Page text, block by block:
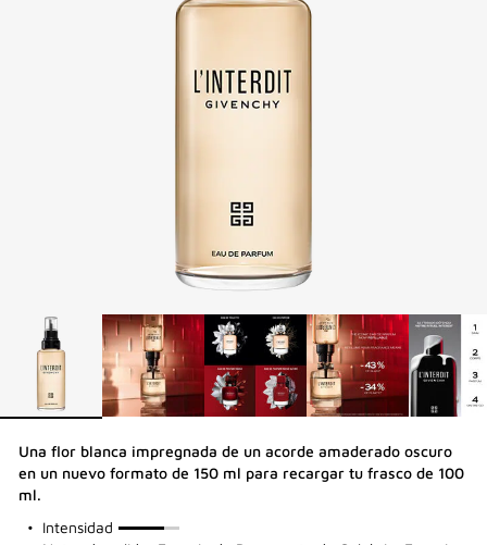
Una flor blanca impregnada de un acorde amaderado oscuro
en un nuevo formato de 150 ml para recargar tu frasco de 100
ml.
Intensidad
75%